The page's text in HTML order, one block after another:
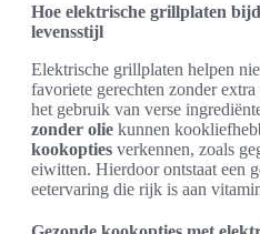
Hoe elektrische grillplaten
levensstijl
Elektrische grillplaten helpen
favoriete gerechten zonder
het gebruik van verse
zonder olie kunnen
kookopties verkennen, zoals
eiwitten. Hierdoor ontstaat een
eetervaring die rijk is aan